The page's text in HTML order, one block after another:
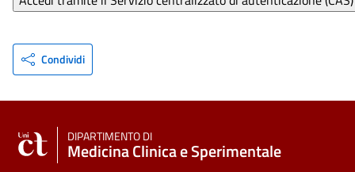
Condividi
DIPARTIMENTO DI
Medicina Clinica e Sperimentale